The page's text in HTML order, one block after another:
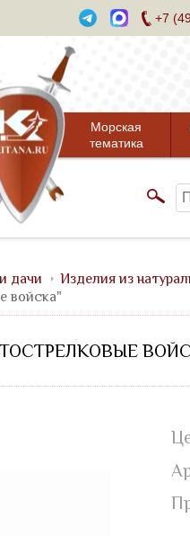
+7
Морская
тематика
дачи Изделия из
войска"